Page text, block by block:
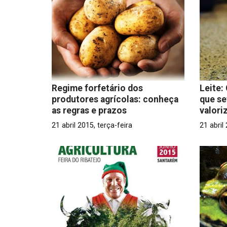
Regime forfetário dos
produtores agrícolas: conheça
as regras e prazos
21 abril 2015, terça-feira
Leite:
que
21 abril